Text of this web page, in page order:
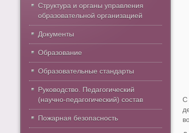
С
Структура и органы управления
образовательной организацией
Документы
Образование
Образовательные стандарты
Руководство. Педагогический
(научно-педагогический) состав
Пожарная безопасность